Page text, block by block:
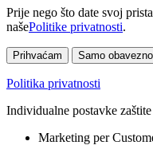
Prije nego što date svoj
našePolitike privatnosti.
Prihvaćam Samo obavezno
Politika privatnosti
Individualne postavke
Marketing per